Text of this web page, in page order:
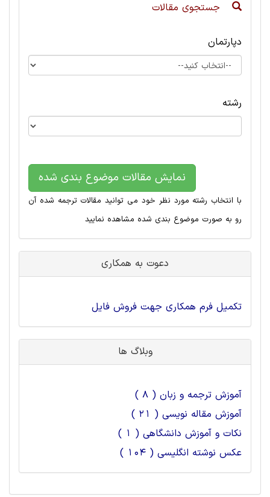
جستجوی مقالات
دپارتمان
رشته
نمایش مقالات موضوع بندی شده
با انتخاب رشته مورد نظر خود می توانید مقالات ترجمه شده آن
رو به صورت موضوع بندی شده مشاهده نمایید
دعوت به همکاری
تکمیل فرم همکاری جهت فروش فایل
وبلاگ ها
آموزش ترجمه و زبان ( 8 )
آموزش مقاله نویسی ( 21 )
نکات و آموزش دانشگاهی ( 1 )
عکس نوشته انگلیسی ( 104 )